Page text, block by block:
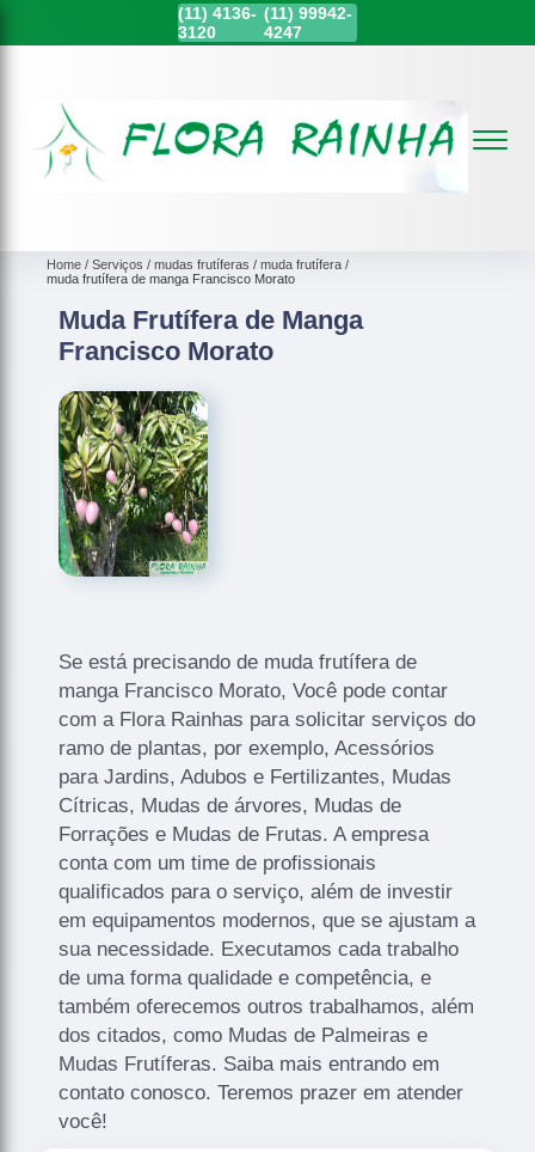
(11) 4136-
3120
(11)99942-
4247
Home Serviços mudas frutíferas
muda frutífera
muda frutífera de manga Francisco Morato
Muda Frutífera de Manga
Francisco Morato
Se está precisando de muda frutífera de
manga Francisco Morato, Você pode contar
com a Flora Rainhas para solicitar serviços do
ramo de plantas, por exemplo, Acessórios
para Jardins, Adubos e Fertilizantes, Mudas
Cítricas, Mudas de árvores, Mudas de
Forrações e Mudas de Frutas. A empresa
conta com um time de profissionais
qualificados para o serviço, além de investir
em equipamentos modernos, que se ajustam a
sua necessidade. Executamos cada trabalho
de uma forma qualidade e competência, e
também oferecemos outros trabalhamos, além
dos citados, como Mudas de Palmeiras e
Mudas Frutíferas. Saiba mais entrando em
contato conosco. Teremos prazer em atender
você!